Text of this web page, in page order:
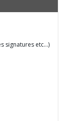
signatures etc…)